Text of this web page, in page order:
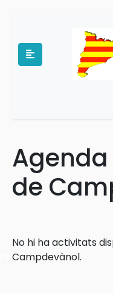
de
No hi ha activitats
Campdevànol.